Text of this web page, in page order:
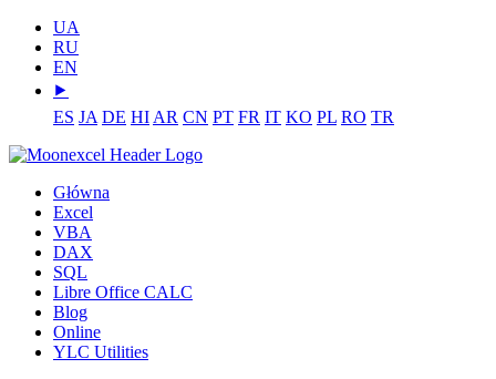
UA
RU
EN
⯈
ES JA DE HI AR CN PT FR IT KO PL RO TR
Główna
Excel
VBA
DAX
SQL
Libre Office CALC
Blog
Online
YLC Utilities